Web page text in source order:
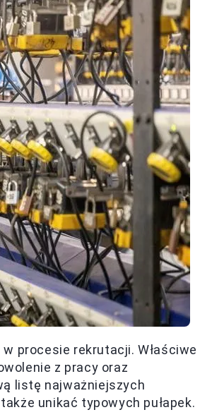
procesie rekrutacji. Właściwe
z pracy oraz
listę najważniejszych
unikać typowych pułapek.